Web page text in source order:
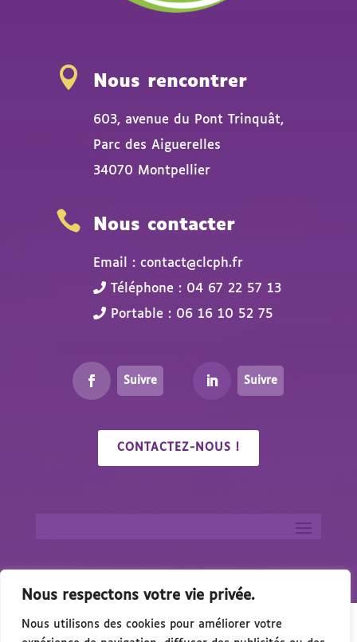
Nous respectons votre vie privée.
Nous utilisons des cookies pour améliorer votre
 Nous rencontrer
603, avenue du Pont Trinquât,
Parc des Aiguerelles
34070 Montpellier
 Nous contacter
Email : contact@clcph.fr
Téléphone : 04 67 22 57 13
Portable : 06 16 10 52 75
Suivre Suivre
CONTACTEZ-NOUS !